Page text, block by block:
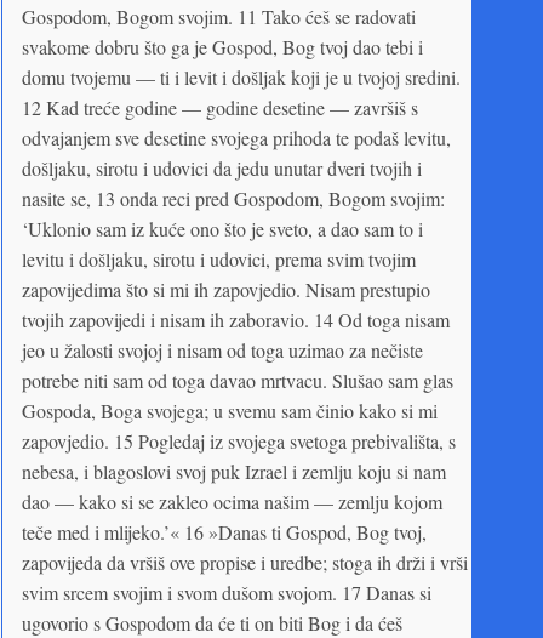
Gospodom, Bogom svojim. 11 Tako ćeš se radovati
svakome dobru što ga je Gospod, Bog tvoj dao tebi i
domu tvojemu — ti i levit i došljak koji je u tvojoj sredini.
12 Kad treće godine — godine desetine — završiš s
odvajanjem sve desetine svojega prihoda te podaš levitu,
došljaku, sirotu i udovici da jedu unutar dveri tvojih i
nasite se, 13 onda reci pred Gospodom, Bogom svojim:
‘Uklonio sam iz kuće ono što je sveto, a dao sam to i
levitu i došljaku, sirotu i udovici, prema svim tvojim
zapovijedima što si mi ih zapovjedio. Nisam prestupio
tvojih zapovijedi i nisam ih zaboravio. 14 Od toga nisam
jeo u žalosti svojoj i nisam od toga uzimao za nečiste
potrebe niti sam od toga davao mrtvacu. Slušao sam glas
Gospoda, Boga svojega; u svemu sam činio kako si mi
zapovjedio. 15 Pogledaj iz svojega svetoga prebivališta, s
nebesa, i blagoslovi svoj puk Izrael i zemlju koju si nam
dao — kako si se zakleo ocima našim — zemlju kojom
teče med i mlijeko.’« 16 »Danas ti Gospod, Bog tvoj,
zapo­vijeda da vršiš ove propise i uredbe; stoga ih drži i vrši
svim srcem svojim i svom dušom svojom. 17 Danas si
ugovorio s Gospodom da će ti on biti Bog i da ćeš